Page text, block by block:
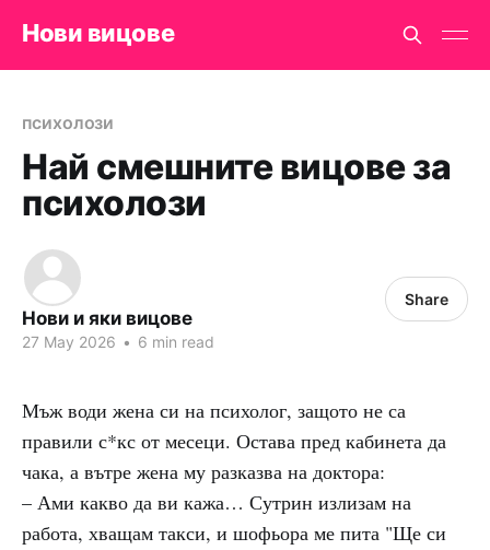
Нови вицове
психолози
Най смешните вицове за
психолози
Нови и яки вицове
27 May 2026 • 6 min read
Share
Мъж води жена си на психолог, защото не са
правили с*кс от месеци. Остава пред кабинета да
чака, а вътре жена му разказва на доктора:
– Ами какво да ви кажа… Сутрин излизам на
работа, хващам такси, и шофьора ме пита "Ще си